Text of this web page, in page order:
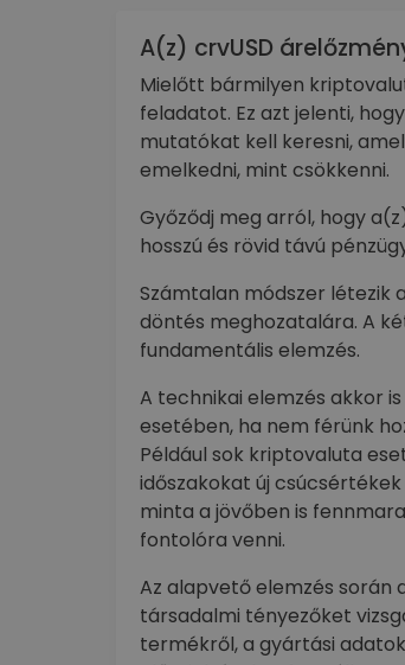
A(z) crvUSD
Mielőtt bármilyen
feladatot. Ez azt jelenti,
mutatókat kell keresni,
emelkedni, mint csökkenni.
Győződj meg arról, hogy
hosszú és rövid távú
Számtalan módszer létezik
döntés meghozatalára. A
fundamentális elemzés.
A technikai elemzés akkor
esetében, ha nem férünk
Például sok kriptovaluta
időszakokat új
minta a jövőben is
fontolóra venni.
Az alapvető elemzés során
társadalmi tényezőket
termékről, a gyártási